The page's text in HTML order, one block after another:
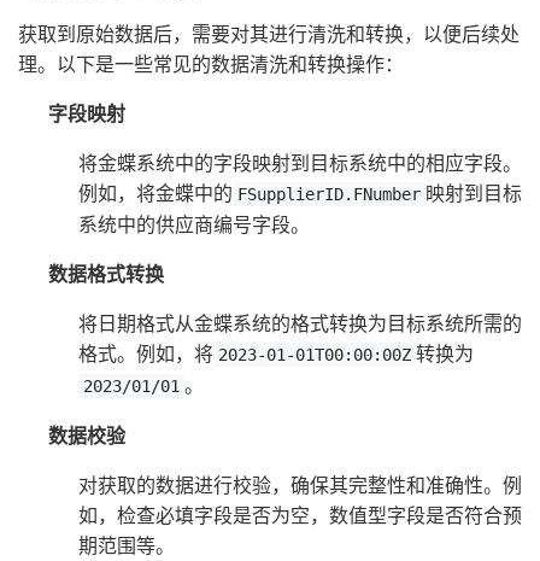
获取到原始数据后，需要对其进行清洗和转换，以便后续处
理。以下是一些常见的数据清洗和转换操作：
字段映射
将金蝶系统中的字段映射到目标系统中的相应字段。
例如，将金蝶中的 FSupplierID.FNumber 映射到目标
系统中的供应商编号字段。
数据格式转换
将日期格式从金蝶系统的格式转换为目标系统所需的
格式。例如，将 2023-01-01T00:00:00Z 转换为
2023/01/01 。
数据校验
对获取的数据进行校验，确保其完整性和准确性。例
如，检查必填字段是否为空，数值型字段是否符合预
期范围等。